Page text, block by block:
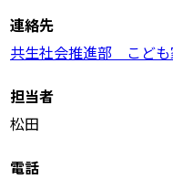
連絡先
共生社会推進部 こど
担当者
松田
電話